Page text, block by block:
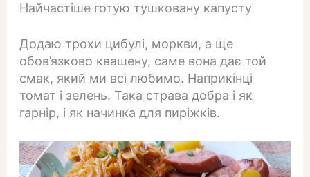
Найчастіше готую тушковану капусту
Додаю трохи цибулі, моркви, а ще
обов’язково квашену, саме вона дає той
смак, який ми всі любимо. Наприкінці
томат і зелень. Така страва добра і як
гарнір, і як начинка для пиріжків.